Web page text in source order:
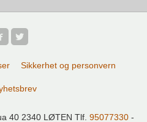
Sikkerhet og personvern
40 2340 LØTEN Tlf. 95077330-